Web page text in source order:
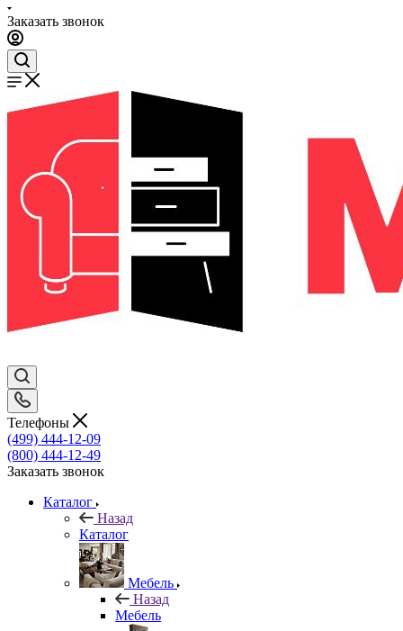
Заказать звонок
Телефоны
(499) 444-12-09
(800) 444-12-49
Заказать звонок
Каталог
Назад
Каталог
Мебель
Назад
Мебель